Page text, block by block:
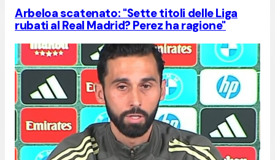
Arbeloa scatenato: "Sette titoli delle Liga
rubati al Real Madrid? Perez ha ragione"